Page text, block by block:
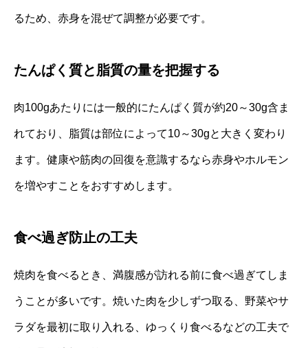
るため、赤身を混ぜて調整が必要です。
たんぱく質と脂質の量を把握する
肉100gあたりには一般的にたんぱく質が約20～30g含ま
れており、脂質は部位によって10～30gと大きく変わり
ます。健康や筋肉の回復を意識するなら赤身やホルモン
を増やすことをおすすめします。
食べ過ぎ防止の工夫
焼肉を食べるとき、満腹感が訪れる前に食べ過ぎてしま
うことが多いです。焼いた肉を少しずつ取る、野菜やサ
ラダを最初に取り入れる、ゆっくり食べるなどの工夫で